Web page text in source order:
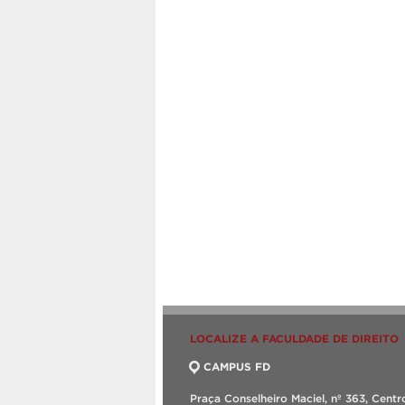
LOCALIZE A FACULDADE DE DIREITO
CAMPUS FD
Praça Conselheiro Maciel, nº 363,